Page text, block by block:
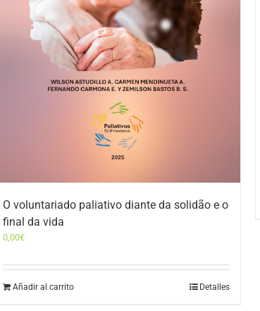
O voluntariado paliativo diante da solidão e o
final da vida
0,00€
Añadir al carrito Detalles